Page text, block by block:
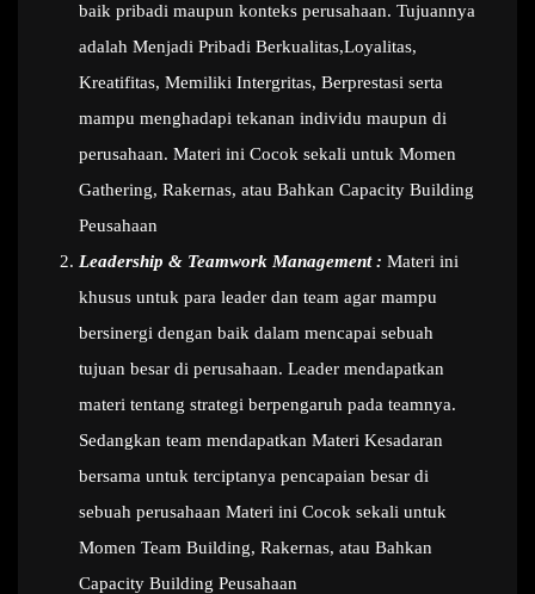
baik pribadi maupun konteks perusahaan. Tujuannya
adalah Menjadi Pribadi Berkualitas,Loyalitas,
Kreatifitas, Memiliki Intergritas, Berprestasi serta
mampu menghadapi tekanan individu maupun di
perusahaan. Materi ini Cocok sekali untuk Momen
Gathering, Rakernas, atau Bahkan Capacity Building
Peusahaan
Leadership & Teamwork Management : Materi ini
khusus untuk para leader dan team agar mampu
bersinergi dengan baik dalam mencapai sebuah
tujuan besar di perusahaan. Leader mendapatkan
materi tentang strategi berpengaruh pada teamnya.
Sedangkan team mendapatkan Materi Kesadaran
bersama untuk terciptanya pencapaian besar di
sebuah perusahaan Materi ini Cocok sekali untuk
Momen Team Building, Rakernas, atau Bahkan
Capacity Building Peusahaan